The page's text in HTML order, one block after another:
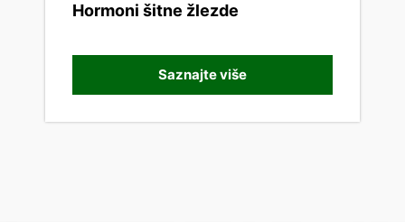
Hormoni šitne žlezde
Saznajte više